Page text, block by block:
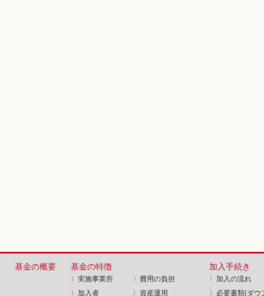
基金の概要 基金の特徴
〉 実施事業所 〉 費用の負担
〉 加入者 〉 資産運用
加入手続き
〉 加入の流れ
〉 必要書類(ダウ